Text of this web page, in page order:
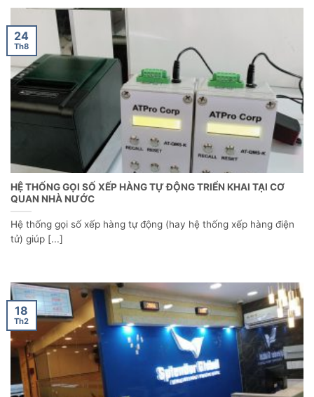
HỆ THỐNG GỌI SỐ XẾP HÀNG TỰ ĐỘNG TRIỂN KHAI TẠI CƠ
QUAN NHÀ NƯỚC
Hệ thống gọi số xếp hàng tự động (hay hệ thống xếp hàng điện
tử) giúp [...]
24
Th8
18
Th2